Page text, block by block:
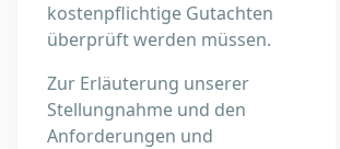
kostenpflichtige Gutachten
überprüft werden müssen.
Zur Erläuterung unserer
Stellungnahme und den
Anforderungen und